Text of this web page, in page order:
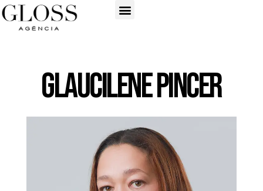
Glaucilene Pincer